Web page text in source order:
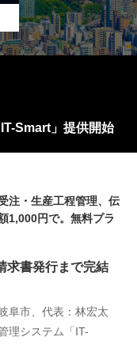
Smart」提供開始
注・生産工程管理、伝
1,000円で。無料プラ
求書発行まで完結
阜市、代表：林宏太
理システム「IT-